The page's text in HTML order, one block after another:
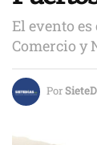
El evento
Comercio y
Por